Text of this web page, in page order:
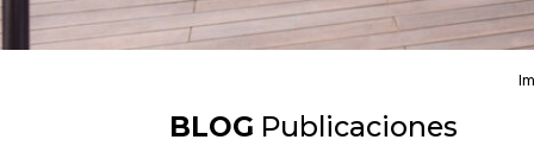
BLOG Publicaciones